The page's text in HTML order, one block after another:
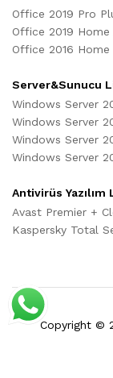
Office 2019 Pro
Office 2019 Home
Office 2016 Home
Server&Sunucu
Windows Server
Windows Server
Windows Server
Windows Server
Antivirüs Yazılım
Avast Premier +
Kaspersky Total
Copyright ©